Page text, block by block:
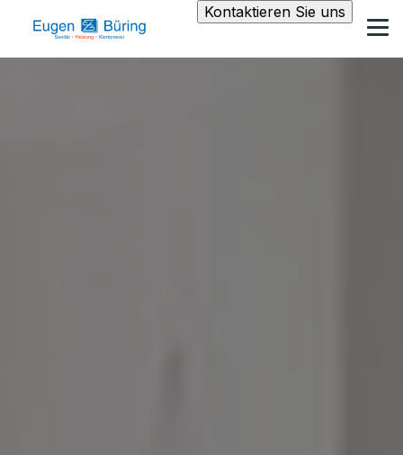
Kontaktieren Sie uns